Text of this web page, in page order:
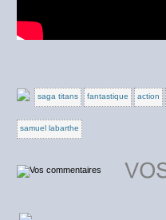
saga titans fantastique action
samuel labarthe